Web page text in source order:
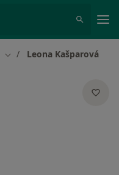
Změna města
Leona Kašparová